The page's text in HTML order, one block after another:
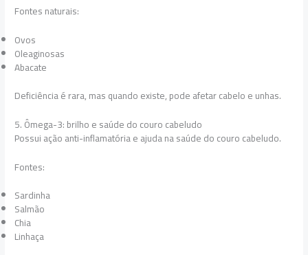
Fontes naturais:
Ovos
Oleaginosas
Abacate
Deficiência é rara, mas quando existe, pode afetar cabelo e unhas.
5. Ômega-3: brilho e saúde do couro cabeludo
Possui ação anti-inflamatória e ajuda na saúde do couro cabeludo.
Fontes:
Sardinha
Salmão
Chia
Linhaça